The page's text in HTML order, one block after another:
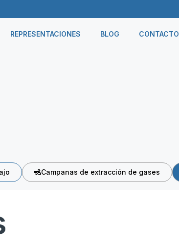
REPRESENTACIONES BLOG CONTACTO
Campanas de extracción de gases